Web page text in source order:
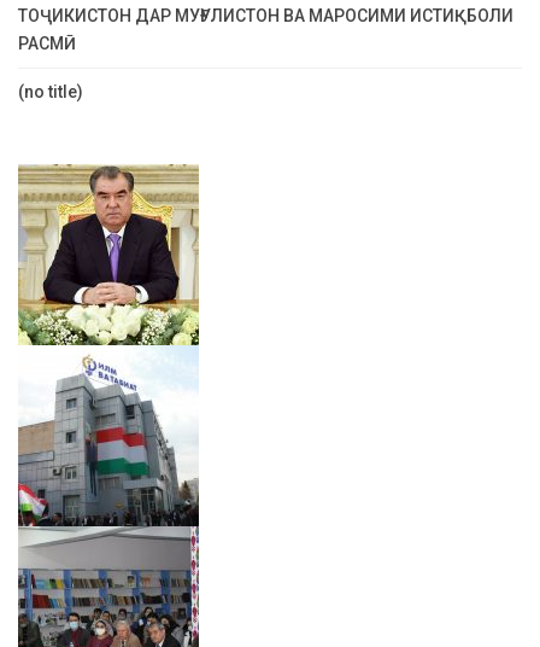
ТОҶИКИСТОН ДАР МУҒУЛИСТОН ВА МАРОСИМИ ИСТИҚБОЛИ
РАСМӢ
(no title)